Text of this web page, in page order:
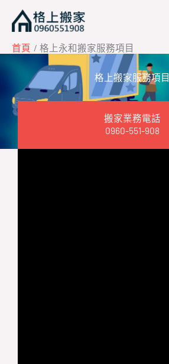
要 首頁 格上永和搬家服務項目
格上搬家服務項目
搬家業務電話
0960-551-908